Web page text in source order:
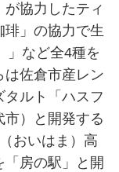
協力したティ
琲」の協力で生
」など全4種を
は佐倉市産レン
タルト「ハスフ
市）と開発する
おいはま）高
房の駅」と開